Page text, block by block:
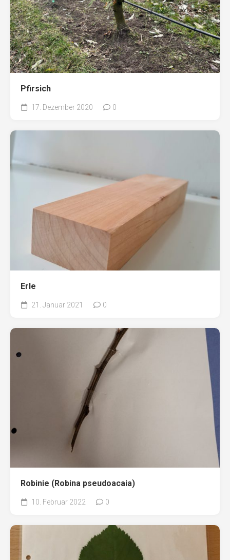
Pfirsich
17. Dezember 2020 0
Erle
21. Januar 2021 0
Robinie (Robina pseudoacaia)
10. Februar 2022 0